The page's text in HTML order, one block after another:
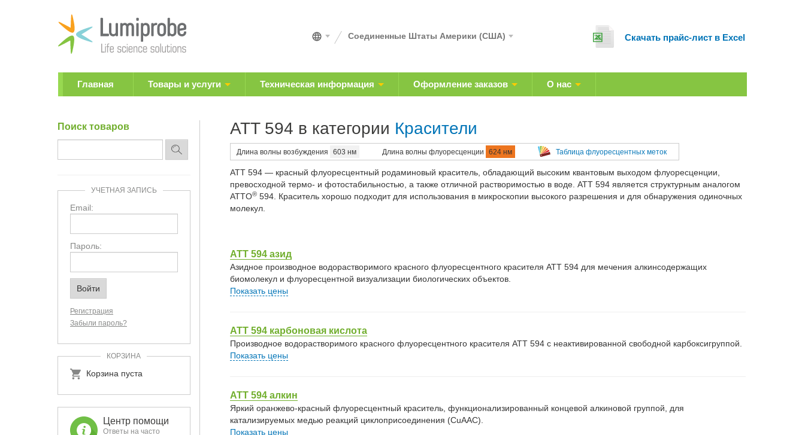
Cкачать прайс-лист в Excel
Соединенные Штаты Америки (США)
Главная Товары и услуги Техническая информация Оформление заказов О нас
ATT 594 в категории Красители
Длина волны возбуждения 603 нм Длина волны флуоресценции 624 нм Таблица флуоресцентных меток
ATT 594 — красный флуоресцентный родаминовый краситель, обладающий высоким квантовым выходом флуоресценции,
превосходной термо- и фотостабильностью, а также отличной растворимостью в воде. ATT 594 является структурным аналогом
ATTO®594. Краситель хорошо подходит для использования в микроскопии высокого разрешения и для обнаружения одиночных
молекул.
ATT 594 азид
Азидное производное водорастворимого красного флуоресцентного красителя ATT 594 для мечения алкинсодержащих
биомолекул и флуоресцентной визуализации биологических объектов.
Показать цены
ATT 594 карбоновая кислота
Производное водорастворимого красного флуоресцентного красителя АТТ 594 с неактивированной свободной карбоксигруппой.
Показать цены
АТТ 594 алкин
Яркий оранжево-красный флуоресцентный краситель, функционализированный концевой алкиновой группой, для
катализируемых медью реакций циклоприсоединения (CuAAC).
Показать цены
Поиск товаров
УЧЕТНАЯ ЗАПИСЬ
Email:
Пароль:
Регистрация
Забыли пароль?
КОРЗИНА
Корзина пуста
Центр помощи
Ответы на часто